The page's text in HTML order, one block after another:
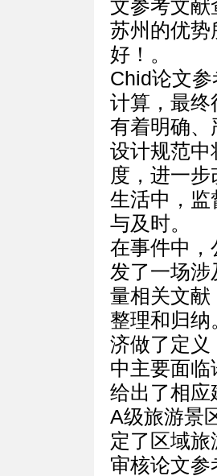
文参考文献
苏州的优势
好！ 。
Chid论文
计算，最终
有着明确、
设计规范中
度，进一
生活中，监
与及时。
在事件中，
发了一场
量相关文献
整理和归
济做了定义
中主要面
给出了相应
A级旅游景
定了区域
审核论文参